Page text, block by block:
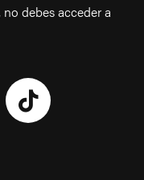
debes acceder a